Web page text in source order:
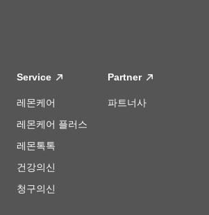
Service
레몬케어
레몬케어 플러스
레몬톡톡
건강의신
청구의신
Partner
파트너사